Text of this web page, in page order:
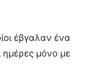
έβγαλαν ένα
μόνο με